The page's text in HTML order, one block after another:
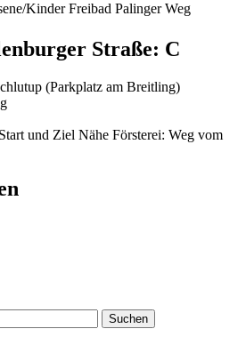
Kinder Freibad Palinger Weg
Straße: C
(Parkplatz am Breitling)
und Ziel Nähe Försterei: Weg vom